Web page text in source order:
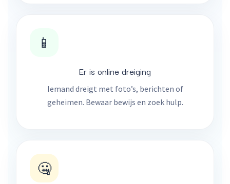
📱
Er is online dreiging
Iemand dreigt met foto’s, berichten of
geheimen. Bewaar bewijs en zoek hulp.
🤐